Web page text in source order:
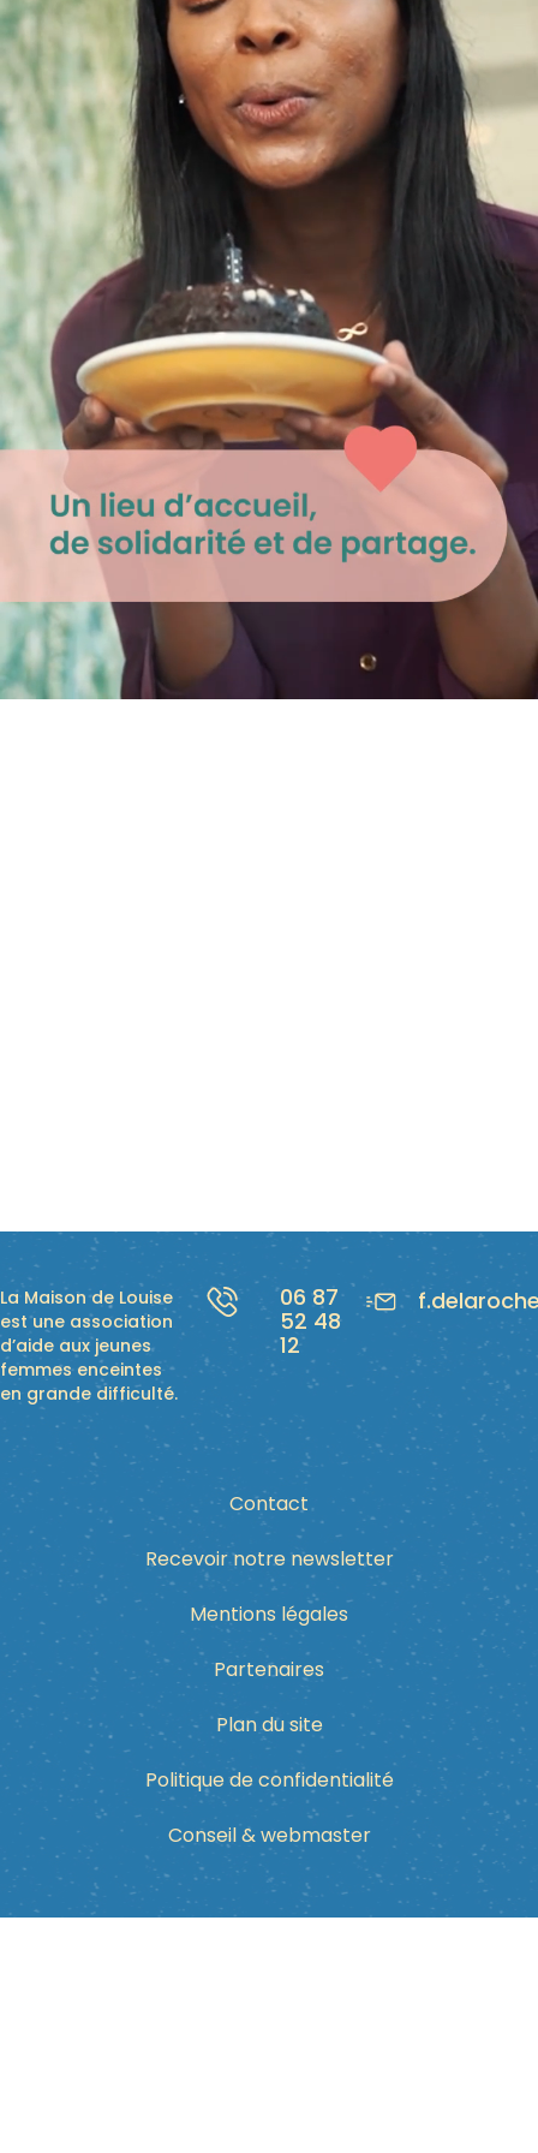
La Maison de Louise
est une association
d’aide aux jeunes
femmes enceintes
en grande difficulté.
06 87
52 48
12
Contact
Recevoir notre newsletter
Mentions légales
Partenaires
Plan du site
Politique de confidentialité
Conseil & webmaster